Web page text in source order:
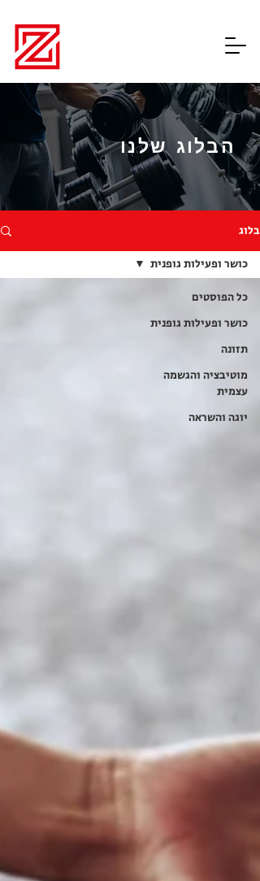
הבלוג שלנו
בלוג
כל הפוסטים
כושר ופעילות גופנית
תזונה
מוטיבציה והגשמה
עצמית
יוגה והשראה
כושר ופעילות גופנית